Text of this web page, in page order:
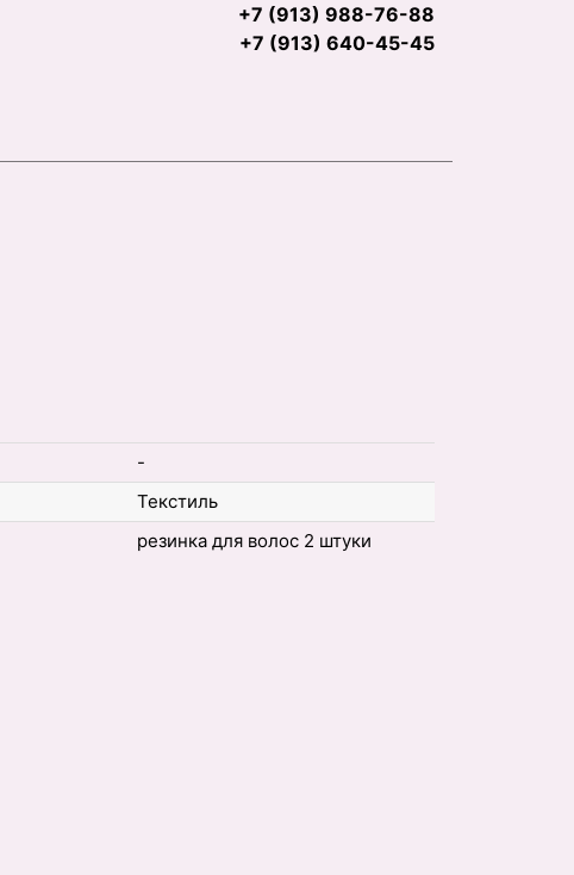
+7 (913) 988-76-88
+7 (913) 640-45-45
-
Текстиль
резинка для волос 2 штуки